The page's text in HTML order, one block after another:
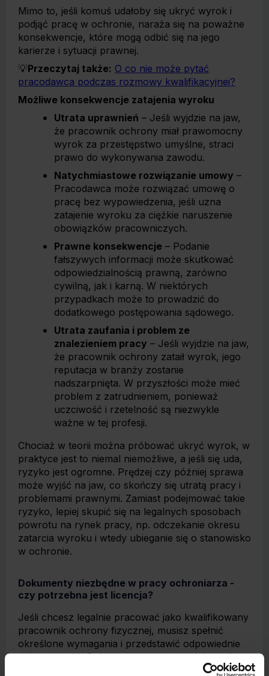
Mimo to, jeśli komuś udałoby się ukryć wyrok i
podjąć pracę w ochronie, naraża się na poważne
konsekwencje, które mogą odbić się na jego
karierze i sytuacji prawnej.
💡Przeczytaj także: O co nie może pytać
pracodawca podczas rozmowy kwalifikacyjnej?
Możliwe konsekwencje zatajenia wyroku
Utrata uprawnień – Jeśli wyjdzie na jaw,
że pracownik ochrony miał prawomocny
wyrok za przestępstwo umyślne, straci
prawo do wykonywania zawodu.
Natychmiastowe rozwiązanie umowy –
Pracodawca może rozwiązać umowę o
pracę bez wypowiedzenia, jeśli uzna
zatajenie wyroku za ciężkie naruszenie
obowiązków pracowniczych.
Prawne konsekwencje – Podanie
fałszywych informacji może skutkować
odpowiedzialnością prawną, zarówno
cywilną, jak i karną. W niektórych
przypadkach może to prowadzić do
dodatkowego postępowania sądowego.
Utrata zaufania i problem ze
znalezieniem pracy – Jeśli wyjdzie na jaw,
że pracownik ochrony zataił wyrok, jego
reputacja w branży zostanie
nadszarpnięta. W przyszłości może mieć
problem z zatrudnieniem, ponieważ
uczciwość i rzetelność są niezwykle
ważne w tej profesji.
Chociaż w teorii można próbować ukryć wyrok, w
praktyce jest to niemal niemożliwe, a jeśli się uda,
ryzyko jest ogromne. Prędzej czy później sprawa
może wyjść na jaw, co skończy się utratą pracy i
problemami prawnymi. Zamiast podejmować takie
ryzyko, lepiej skupić się na legalnych sposobach
powrotu na rynek pracy, np. odczekanie okresu
zatarcia wyroku i wtedy ubieganie się o stanowisko
w ochronie.
Dokumenty niezbędne w pracy ochroniarza -
czy potrzebna jest licencja?
Jeśli chcesz legalnie pracować jako kwalifikowany
pracownik ochrony fizycznej, musisz spełnić
określone wymagania i przedstawić odpowiednie
dokumenty. W Polsce nie wydaje się już licencji
pracownika ochrony jako osobnego dokumentu.